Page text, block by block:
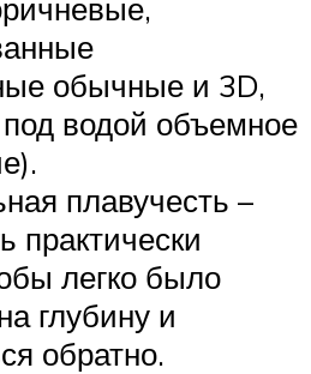
обычные и 3D,
водой объемное
плавучесть –
практически
легко было
глубину и
обратно.